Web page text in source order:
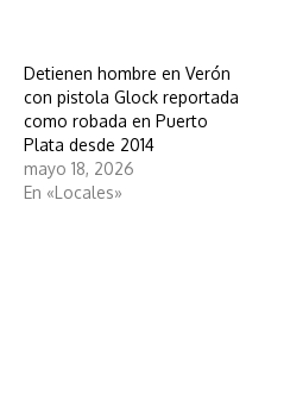
Detienen hombre en Verón
con pistola Glock reportada
como robada en Puerto
Plata desde 2014
mayo 18, 2026
En «Locales»